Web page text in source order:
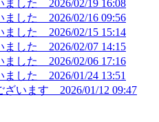
ました 2026/02/19 16:08
ました 2026/02/16 09:56
ました 2026/02/15 15:14
ました 2026/02/07 14:15
ました 2026/02/06 17:16
ました 2026/01/24 13:51
ざいます 2026/01/12 09:47